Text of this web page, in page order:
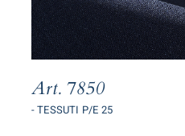
Art. 7850
- TESSUTI P/E 25